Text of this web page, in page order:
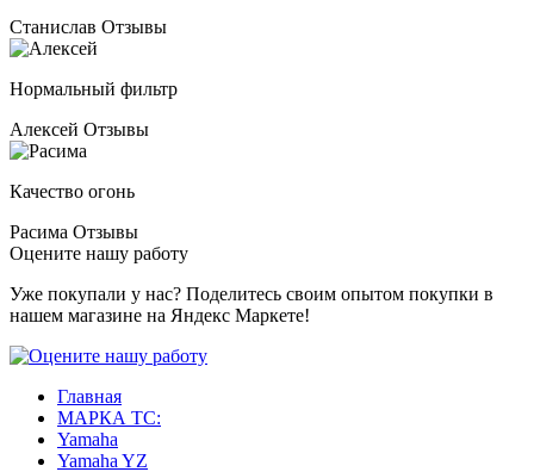
Станислав Отзывы
Нормальный фильтр
Алексей Отзывы
Качество огонь
Расима Отзывы
Оцените нашу работу
Уже покупали у нас? Поделитесь своим опытом покупки в
нашем магазине на Яндекс Маркете!
Главная
МАРКА ТС:
Yamaha
Yamaha YZ